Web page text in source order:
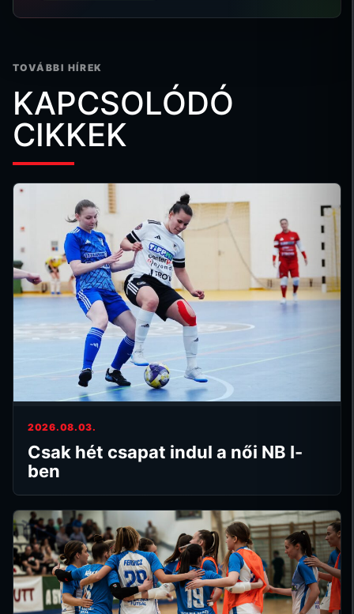
TOVÁBBI HÍREK
KAPCSOLÓDÓ
CIKKEK
2026.08.03.
Csak hét csapat indul a női NB I-
ben